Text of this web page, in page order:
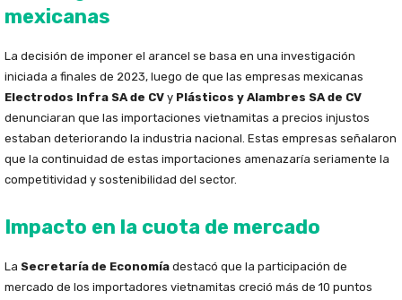
mexicanas
La decisión de imponer el arancel se basa en una investigación
iniciada a finales de 2023, luego de que las empresas mexicanas
Electrodos Infra SA de CV y Plásticos y Alambres SA de CV
denunciaran que las importaciones vietnamitas a precios injustos
estaban deteriorando la industria nacional. Estas empresas señalaron
que la continuidad de estas importaciones amenazaría seriamente la
competitividad y sostenibilidad del sector.
Impacto en la cuota de mercado
La Secretaría de Economía destacó que la participación de
mercado de los importadores vietnamitas creció más de 10 puntos